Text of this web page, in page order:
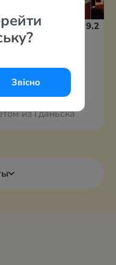
Звісно
9.2
из Гданьска